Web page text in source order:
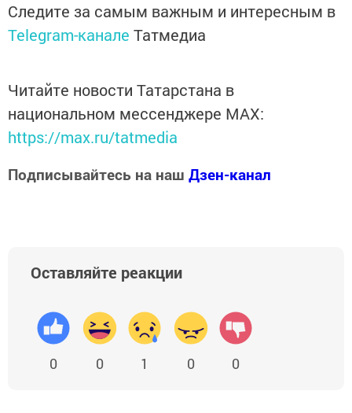
Следите за самым важным и интересным в
Telegram-канале Татмедиа
Читайте новости Татарстана в
национальном мессенджере MАХ:
https://max.ru/tatmedia
Подписывайтесь на наш Дзен-канал
Оставляйте реакции
0 0 1 0 0